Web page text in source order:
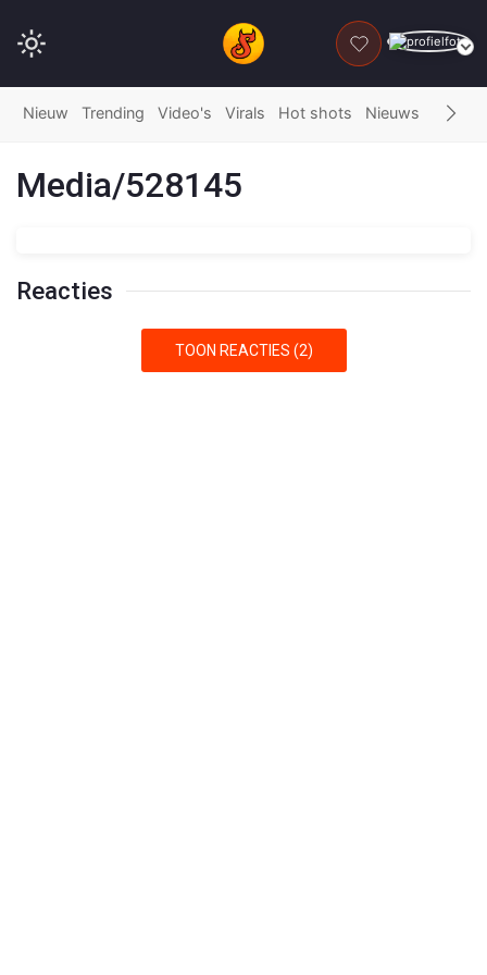
DONEER
Nieuw Trending Video's Virals Hot shots Nieuws Fails
Media/528145
Reacties
TOON REACTIES (2)